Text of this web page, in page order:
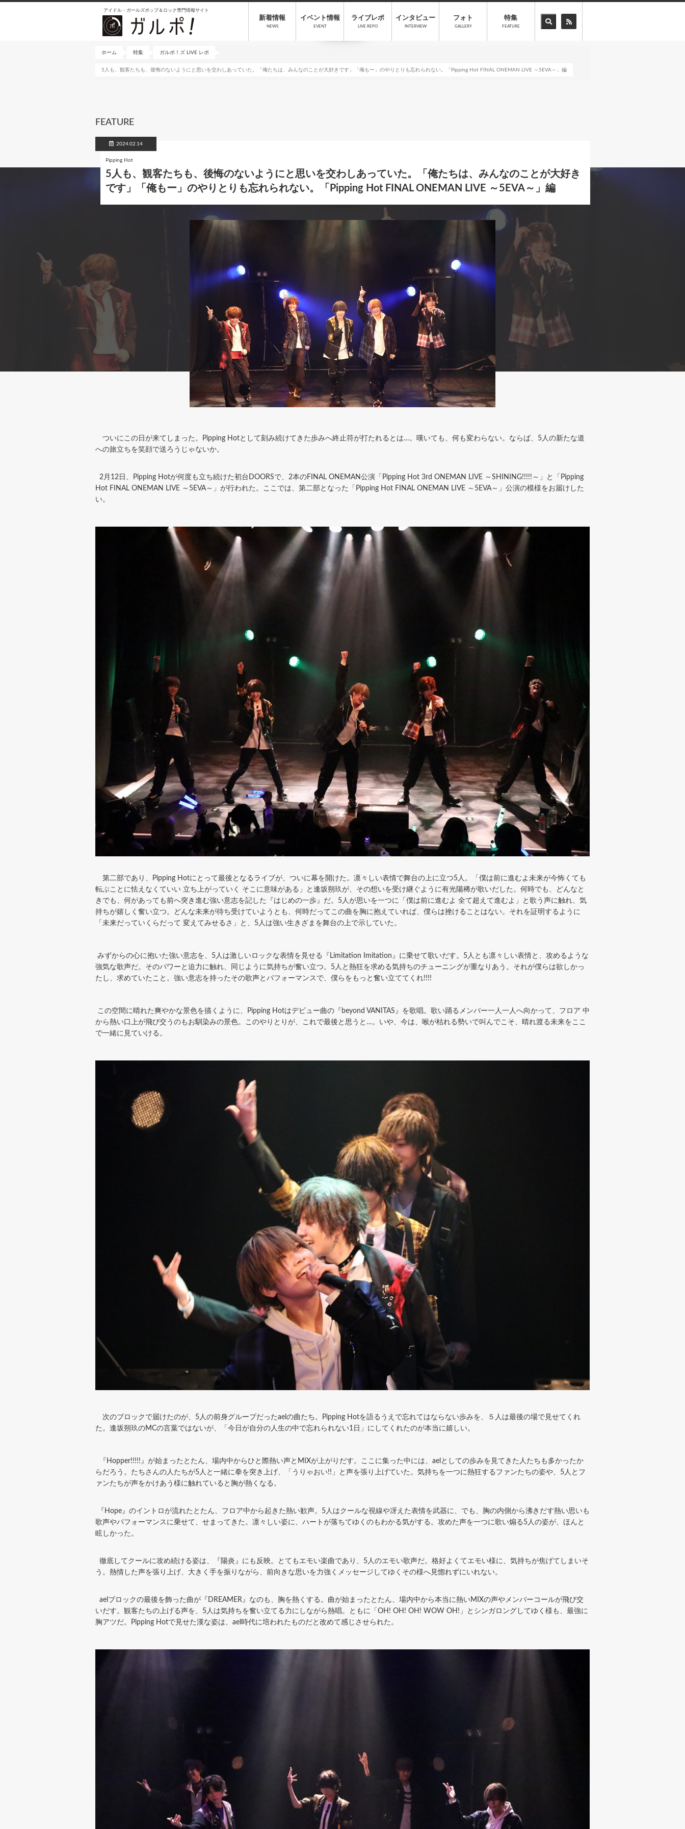
アイドル・ガールズポップ＆ロック専門情報サイト
新着情報
NEWS
イベント情報
EVENT
ライブレポ
LIVE REPO
インタビュー
INTERVIEW
フォト
GALLERY
特集
FEATURE
ホーム 特集 ガルポ！ズ LIVE レポ
5人も、観客たちも、後悔のないようにと思いを交わしあっていた。「俺たちは、みんなのことが大好きです」「俺もー」のやりとりも忘れられない。「Pipping Hot FINAL ONEMAN LIVE ～5EVA～」編
FEATURE
2024.02.14
Pipping Hot
5人も、観客たちも、後悔のないようにと思いを交わしあっていた。「俺たちは、みんなのことが大好き
です」「俺もー」のやりとりも忘れられない。「Pipping Hot FINAL ONEMAN LIVE ～5EVA～」編
ついにこの日が来てしまった。Pipping Hotとして刻み続けてきた歩みへ終止符が打たれるとは…。嘆いても、何も変わらない。ならば、5人の新たな道
への旅立ちを笑顔で送ろうじゃないか。
2月12日、Pipping Hotが何度も立ち続けた初台DOORSで、2本のFINAL ONEMAN公演「Pipping Hot 3rd ONEMAN LIVE ～SHINING!!!!!～」と「Pipping
Hot FINAL ONEMAN LIVE ～5EVA～」が行われた。ここでは、第二部となった「Pipping Hot FINAL ONEMAN LIVE ～5EVA～」公演の模様をお届けした
い。
第二部であり、Pipping Hotにとって最後となるライブが、ついに幕を開けた。凛々しい表情で舞台の上に立つ5人。「僕は前に進むよ未来が今怖くても
転ぶことに怯えなくていい 立ち上がっていく そこに意味がある」と逢坂朔玖が、その想いを受け継ぐように有光陽稀が歌いだした。何時でも、どんなと
きでも、何があっても前へ突き進む強い意志を記した『はじめの一歩』だ。5人が思いを一つに「僕は前に進むよ 全て超えて進むよ」と歌う声に触れ、気
持ちが嬉しく奮い立つ。どんな未来が待ち受けていようとも、何時だってこの曲を胸に抱えていれば、僕らは挫けることはない。それを証明するように
「未来だっていくらだって 変えてみせるさ」と、5人は強い生きざまを舞台の上で示していた。
みずからの心に抱いた強い意志を、5人は激しいロックな表情を見せる『Limitation Imitation』に乗せて歌いだす。5人とも凛々しい表情と、攻めるような
強気な歌声だ。そのパワーと迫力に触れ、同じように気持ちが奮い立つ。5人と熱狂を求める気持ちのチューニングが重なりあう。それが僕らは欲しかっ
たし、求めていたこと。強い意志を持ったその歌声とパフォーマンスで、僕らをもっと奮い立ててくれ!!!!
この空間に晴れた爽やかな景色を描くように、Pipping Hotはデビュー曲の『beyond VANITAS』を歌唱。歌い踊るメンバー一人一人へ向かって、フロア 中
から熱い口上が飛び交うのもお馴染みの景色。このやりとりが、これで最後と思うと…。いや、今は、喉が枯れる勢いで叫んでこそ、晴れ渡る未来をここ
で一緒に見ていける。
次のブロックで届けたのが、5人の前身グループだったaelの曲たち。Pipping Hotを語るうえで忘れてはならない歩みを、５人は最後の場で見せてくれ
た。逢坂朔玖のMCの言葉ではないが、「今日が自分の人生の中で忘れられない1日」にしてくれたのが本当に嬉しい。
『Hopper!!!!!』が始まったとたん、場内中からひと際熱い声とMIXが上がりだす。ここに集った中には、aelとしての歩みを見てきた人たちも多かったか
らだろう。たちさんの人たちが5人と一緒に拳を突き上げ、「うりゃおい!!」と声を張り上げていた。気持ちを一つに熱狂するファンたちの姿や、5人とフ
ァンたちが声をかけあう様に触れていると胸が熱くなる。
『Hope』のイントロが流れたとたん、フロア中から起きた熱い歓声。5人はクールな視線や冴えた表情を武器に、でも、胸の内側から沸きだす熱い思いも
歌声やパフォーマンスに乗せて、せまってきた。凛々しい姿に、ハートが落ちてゆくのもわかる気がする。攻めた声を一つに歌い煽る5人の姿が、ほんと
眩しかった。
徹底してクールに攻め続ける姿は、『陽炎』にも反映。とてもエモい楽曲であり、5人のエモい歌声だ。格好よくてエモい様に、気持ちが焦げてしまいそ
う。熱情した声を張り上げ、大きく手を振りながら、前向きな思いを力強くメッセージしてゆくその様へ見惚れずにいれない。
aelブロックの最後を飾った曲が『DREAMER』なのも、胸を熱くする。曲が始まったとたん、場内中から本当に熱いMIXの声やメンバーコールが飛び交
いだす。観客たちの上げる声を、5人は気持ちを奮い立てる力にしながら熱唱。ともに「OH! OH! OH! WOW OH!」とシンガロングしてゆく様も、最強に
胸アツだ。Pipping Hotで見せた漢な姿は、ael時代に培われたものだと改めて感じさせられた。